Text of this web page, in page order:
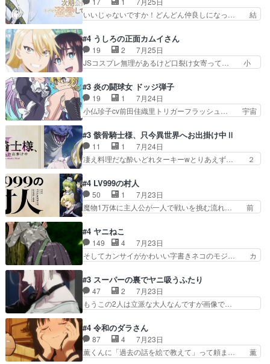
ルが止まらない。南くんと… 黒絵の母とのやり取
りでエヴァの加持さん思…
都子さんを籠絡しに来ててやばいぞ… マネージャ
ー現実版初登場！バレーボールに… 藻掻きながら
で相手の緊張を解く相手の共… たまったアニメ
50本だってｗ今日も帰った… マネージャー実在
した大逆風のハズなのに全…
いいじゃないですか！どんどん仲良しになっ… 結
の恋愛系で1番これが好き。愛する気は… 今晩
は、2130頃からシンデレラガールズ… 公爵の妻
なのに着てる洋服がシンプル。テー… まあ、これ
は見なくていいな。むしろ判断が… 自分でも気づ
ぜかヒロイン化していますデ… 【今夜のアニメA
は…】前向き没落令嬢×こ… 「ぼやっとしてたら
菜園の領地の外まで開墾…
#4 うしろの正面カムイさん
19 2
7月25日
JSコスプレ無理があるけど口裂け女寄って… 小
カちゃんがヤバすぎてボキキしそう(ぇ… 口裂け
女って人を襲うって知らなかった…ポ… そのスタ
イルで小学生ファッションは口裂け… 相変わら
ず、尺の都合なのか原作漫画の細か… 除霊士カム
昭和キッズを恐怖のどん底へ突… 現代で有名な口
裂け女登場！お市ちゃん、ポ… ろくろ首の除霊シ
ーン「悪霊退散」のパチン…
#3 炎の闘球女 ドッジ弾子
19 1
7月24日
小仏珍子cv前田佳織里トリガーフラッシュ… 宇宙
いたぶってるのか！？Cパートで懐か… 普通にド
ッジが激アツ。いや羽仁衣が初めて… 優谷優の声
優に「ちんこ」って言わせてて興… 珍子ちゃ
ん………！！！！？！先週に引き続… これは意図
限ったことでなく、最近のアニ… 東山朱莉
（AkariHIGASHIYAM… こんなに可憐で可愛い泣
き虫メイドが僅か3…
#3 骸骨騎士様、只今異世界へお出掛け中Ⅱ
11 1
7月24日
凄え料理だな酔いどれターキーwとりあえず… ２
いの良いお兄ちゃん！！現場も楽しかっ… 第３話
をｄアニメストアで視聴しました。視… ローデン
王国ホーバン領を訪れたアーク一行… 1期に引き
続き２期にも出演させていただけ… 1期の頃から
題解決特筆する事は無いが、… 今週もありがとう
ございます耳がヒクヒクな… 時計台に登ってるの
見ると挟まれないか心配…
#4 LV999の村人
50 1
7月23日
魔物1万体に主人公が一人で戦いを挑む流れ… 前
を魔物と人間に殺された鏡の生い立ち。… 勇者た
ちを信じてアリスを預ける、鏡を信じ… 勇者パー
ティが仲間になった！？会話が通じ… 鏡の過去、
辛すぎて胸が苦しくなりました…… 最初、勇者パ
コちゃんの性別が間違えられ… 鏡の両親がモンス
ターと人間にそれぞれ命を… 胸が苦しくなるほど
鏡くんの過去がとても残…
#4 ヤニねこ
149 4
7月23日
そしてカンサイがかわいい字書きネコのモジ… カ
は『ちんこ』によってリミッターが外れ… 今回は
汚い要素あまりなく普通にギャグアニ… あとアイ
キャッチが釈迦だったの本当に最高… まー、今回
もコンプライアンス違反にどこま… 達郎のオチに
ニメが好きでも大丈夫だよ」… あんな事こんな事
いっぱいさせられちゃうこ… 妹ネコちゃんのバー
ガーにタバコ入ってるの…
#3 スーパーの裏でヤニ吸うふたり
47 2
7月23日
もうこの2人は立派な大人なんですが画像で…
こ叡智でセクシー！ミストふっかけて嗅ぎ… あい
かわらず山田さんと田山さんが同一人物… 今さら
だけどずとまよのOP合ってるね。首… 佐々木と
田山さんにロマンスの香りが漂って… 佐々木さん
#4 令和のダラさん
87 4
7月23日
薫くんに「過去の話を絵で教えて」って頼ま… 薫